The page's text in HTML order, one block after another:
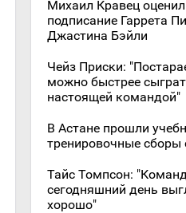
Михаил Кравец оценил
подписание Гаррета
Джастина Бэйли
Чейз Приски:
можно быстрее
настоящей командой"
В Астане прошли
тренировочные сборы
Тайс Томпсон:
сегодняшний день
хорошо"